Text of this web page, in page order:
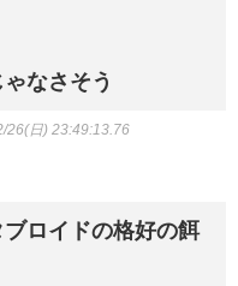
なさそう
26(日) 23:49:13.76
ロイドの格好の餌